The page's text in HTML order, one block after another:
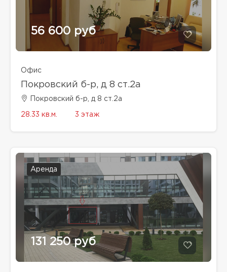
56 600 руб
Офис
Покровский б-р, д 8 ст.2а
Покровский б-р, д 8 ст.2а
28.33 кв.м. 3 этаж
Аренда
131 250 руб